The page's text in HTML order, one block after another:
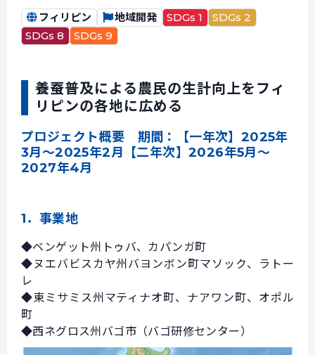
フィリピン 地域開発 SDGs 1
SDGs 2
SDGs 8
SDGs 9
養蚕普及による農民の生計向上をフィ
リピンの各地に広める
プロジェクト概要 期間：【一年次】2025年
3月～2025年2月【二年次】2026年5月～
2027年4月
1．事業地
◆ベンゲット州トゥバ、カパンガ町
◆ヌエバビスカヤ州バヨンボン町マソック、ラトー
レ
◆東ミサミス州マティナオ町、ナアワン町、オポル
町
◆西ネグロス州バゴ市（バゴ研修センター）